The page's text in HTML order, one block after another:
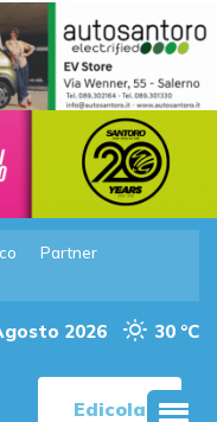
Partner
2026 30 °C
Edicola